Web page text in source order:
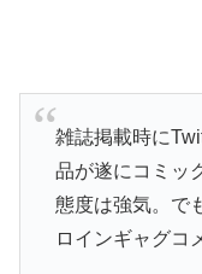
雑誌掲載時に
品が遂にコミッ
態度は強気。で
ロインギャグコ